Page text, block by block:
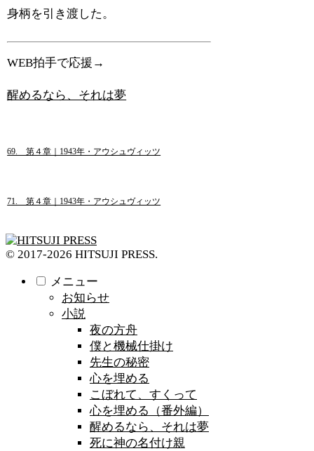
身柄を引き渡した。
WEB拍手で応援→
醒めるなら、それは夢
69. 第４章｜1943年・アウシュヴィッツ
71. 第４章｜1943年・アウシュヴィッツ
© 2017-2026 HITSUJI PRESS.
メニュー
お知らせ
小説
夜の方舟
僕と機械仕掛け
先生の秘密
心を埋める
こぼれて、すくって
心を埋める（番外編）
醒めるなら、それは夢
死に神の名付け親